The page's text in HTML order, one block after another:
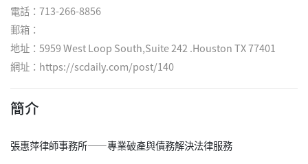
電話：713-266-8856
郵箱：
地址：5959 West Loop South,Suite 242 .Houston TX 77401
網址： https://scdaily.com/post/140
簡介
張惠萍律師事務所——專業破產與債務解決法律服務